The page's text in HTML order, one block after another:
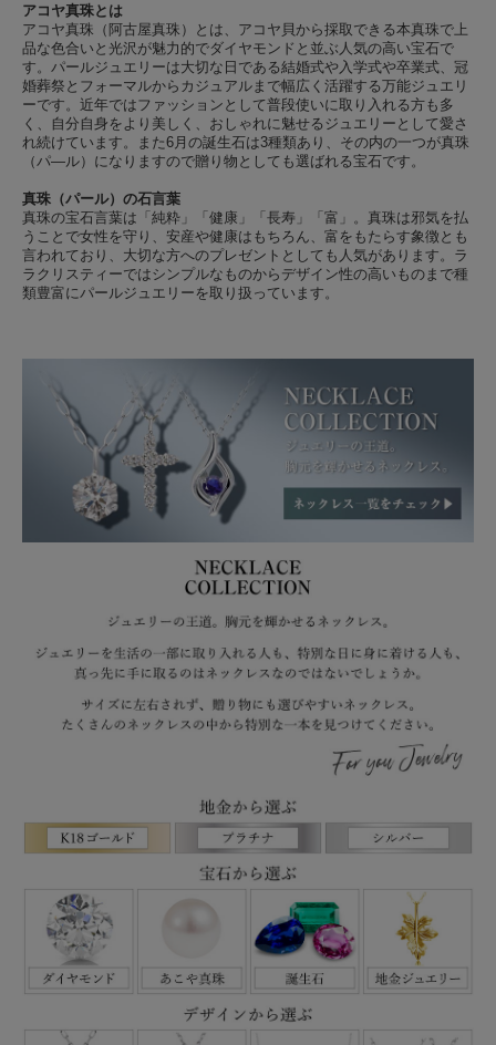
アコヤ真珠とは
アコヤ真珠（阿古屋真珠）とは、アコヤ貝から採取できる本真珠で上
品な色合いと光沢が魅力的でダイヤモンドと並ぶ人気の高い宝石で
す。パールジュエリーは大切な日である結婚式や入学式や卒業式、冠
婚葬祭とフォーマルからカジュアルまで幅広く活躍する万能ジュエリ
ーです。近年ではファッションとして普段使いに取り入れる方も多
く、自分自身をより美しく、おしゃれに魅せるジュエリーとして愛さ
れ続けています。また6月の誕生石は3種類あり、その内の一つが真珠
（パ―ル）になりますので贈り物としても選ばれる宝石です。
真珠（パール）の石言葉
真珠の宝石言葉は「純粋」「健康」「長寿」「富」。真珠は邪気を払
うことで女性を守り、安産や健康はもちろん、富をもたらす象徴とも
言われており、大切な方へのプレゼントとしても人気があります。ラ
ラクリスティーではシンプルなものからデザイン性の高いものまで種
類豊富にパールジュエリーを取り扱っています。